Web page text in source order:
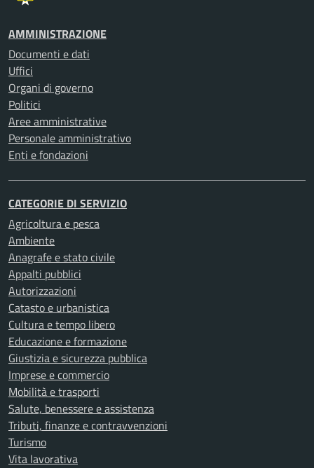
AMMINISTRAZIONE
Documenti e dati
Uffici
Organi di governo
Politici
Aree amministrative
Personale amministrativo
Enti e fondazioni
CATEGORIE DI SERVIZIO
Agricoltura e pesca
Ambiente
Anagrafe e stato civile
Appalti pubblici
Autorizzazioni
Catasto e urbanistica
Cultura e tempo libero
Educazione e formazione
Giustizia e sicurezza pubblica
Imprese e commercio
Mobilità e trasporti
Salute, benessere e assistenza
Tributi, finanze e contravvenzioni
Turismo
Vita lavorativa